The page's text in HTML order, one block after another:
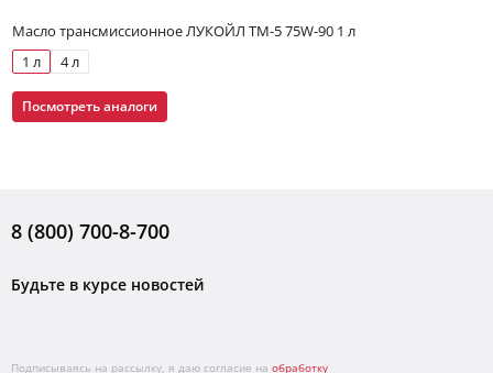
Масло трансмиссионное ЛУКОЙЛ ТМ-5 75W-90 1 л
1 л
4 л
Посмотреть аналоги
8 (800) 700-8-700
Будьте в курсе новостей
Подписываясь на рассылку, я даю согласие на обработку